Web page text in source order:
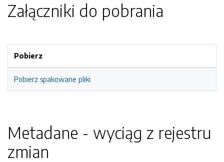
Załączniki do pobrania
Pobierz
Pobierz spakowane pliki
Metadane - wyciąg z rejestru
zmian